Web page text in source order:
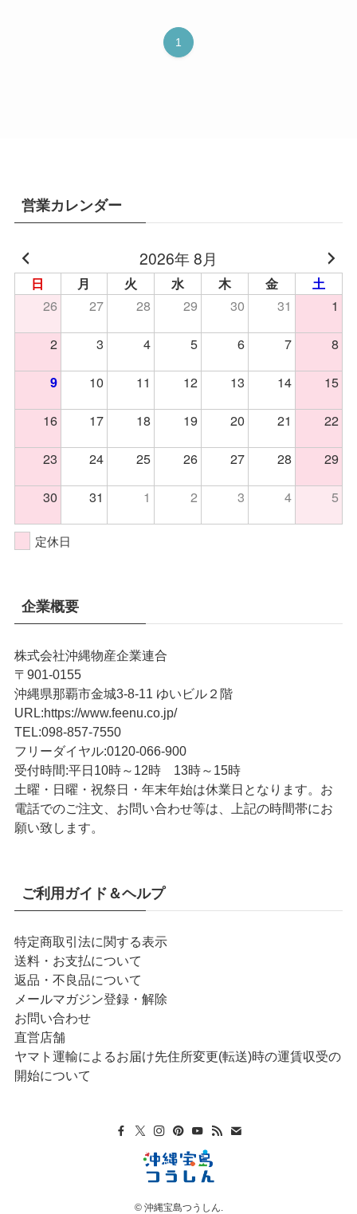
1
営業カレンダー
2026年 8月
日 月 火 水 木 金 土
26 27 28 29 30 31
1
2
3 4 5 6 7 8
9 10 11 12 13 14
15
16
17 18 19 20 21
22
23
24 25 26 27 28
29
30
31 1 2 3 4 5
定休日
企業概要
株式会社沖縄物産企業連合
〒901-0155
沖縄県那覇市金城3-8-11 ゆいビル２階
URL:https://www.feenu.co.jp/
TEL:098-857-7550
フリーダイヤル:0120-066-900
受付時間:平日10時～12時 13時～15時
土曜・日曜・祝祭日・年末年始は休業日となります。お
電話でのご注文、お問い合わせ等は、上記の時間帯にお
願い致します。
ご利用ガイド＆ヘルプ
特定商取引法に関する表示
送料・お支払について
返品・不良品について
メールマガジン登録・解除
お問い合わせ
直営店舗
ヤマト運輸によるお届け先住所変更(転送)時の運賃収受の
開始について
©沖縄宝島つうしん.